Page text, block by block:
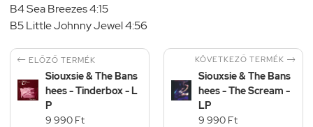
B4 Sea Breezes 4:15
B5 Little Johnny Jewel 4:56
 ELŐZŐ TERMÉK
Siouxsie & The Bans
hees - Tinderbox - L
P
9 990 Ft
KÖVETKEZŐ TERMÉK 
Siouxsie & The Bans
hees - The Scream -
LP
9 990 Ft